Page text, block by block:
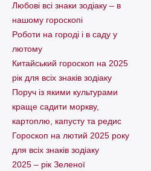
Любові всі знаки зодіаку – в
нашому гороскопі
Pоботи на городі і в саду у
лютому
Китайський гороскоп на 2025
рік для всіх знаків зодіаку
Поруч із якими культурами
краще садити моркву,
картоплю, капусту та редис
Гороскоп на лютий 2025 року
для всіх знаків зодіаку
2025 – рік Зеленої